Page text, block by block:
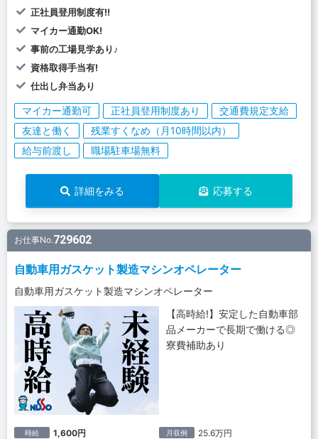
正社員登用制度有!!
マイカー通勤OK!
事前の工場見学あり♪
資格取得手当有!
仕出し弁当あり
マイカー通勤可 正社員登用制度あり
交通費規定支給
友達と働く
残業すくなめ（月10時間以内）
給与前渡し
職場駐車場無料
詳細をみる 応募する
お仕事No.729602
自動車用ガスケット製造マシンオペレーター
自動車用ガスケット製造マシンオペレーター
【高時給!】安定した自動車部
品メーカーで長期で働ける◎
寮費補助あり
時給 1,600円 月収例 25.6万円